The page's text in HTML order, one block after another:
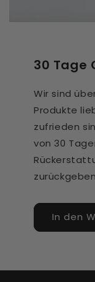
30 Tage
Wir sind
Produkte
zufrieden
von 30
In den